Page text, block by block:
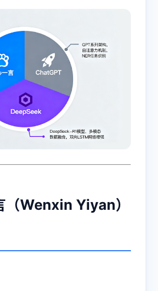
（Wenxin Yiyan）